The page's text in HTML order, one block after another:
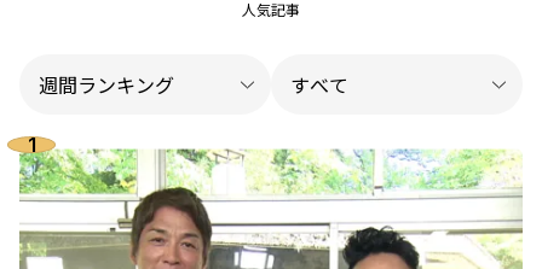
人気記事